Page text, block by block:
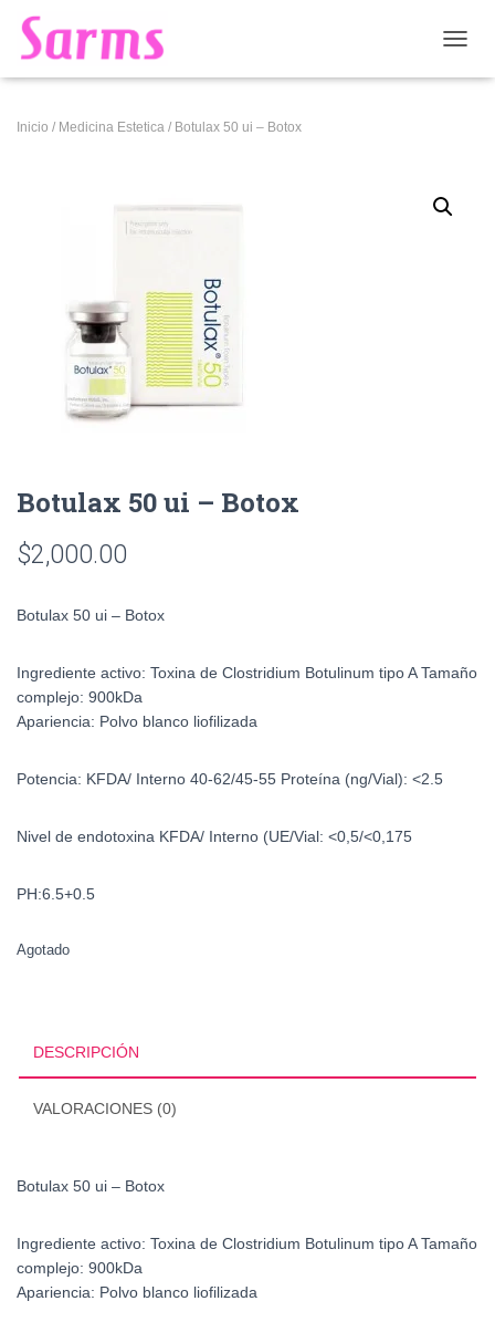
Inicio / Medicina Estetica / Botulax 50 ui – Botox
Botulax 50 ui – Botox
$2,000.00
Botulax 50 ui – Botox
Ingrediente activo: Toxina de Clostridium Botulinum tipo ATamaño
complejo: 900kDa
Apariencia: Polvo blanco liofilizada
Potencia: KFDA/ Interno 40-62/45-55 Proteína (ng/Vial): <2.5
Nivel de endotoxina KFDA/ Interno (UE/Vial: <0,5/<0,175
PH:6.5+0.5
Agotado
DESCRIPCIÓN
VALORACIONES (0)
Botulax 50 ui – Botox
Ingrediente activo: Toxina de Clostridium Botulinum tipo ATamaño
complejo: 900kDa
Apariencia: Polvo blanco liofilizada